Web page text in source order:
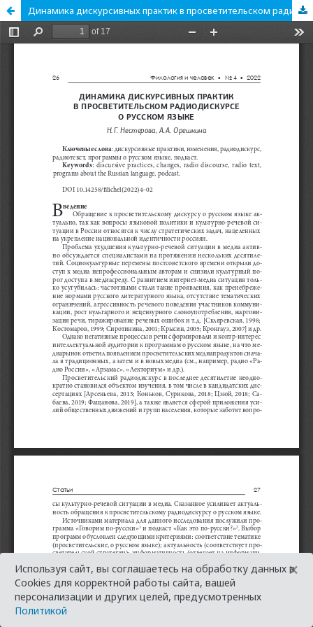
Динамика дискурсивных практик в просветительском радиодискурсе о русском языке.
Используя сайт, вы соглашаетесь на обработку данных в
Cookies для корректной работы сайта, вашей
персонализации и других целей, предусмотренных
Политикой
×